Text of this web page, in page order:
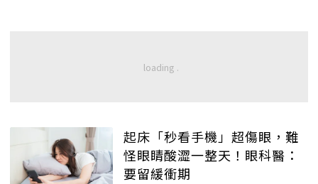
起床「秒看手機」超傷眼，難
怪眼睛酸澀一整天！眼科醫：
要留緩衝期